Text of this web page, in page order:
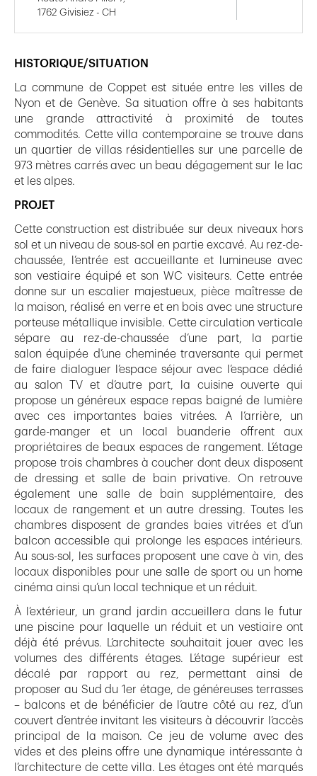
HISTORIQUE/SITUATION
La commune de Coppet est située entre les villes de
Nyon et de Genève. Sa situation offre à ses habitants
une grande attractivité à proximité de toutes
commodités. Cette villa contemporaine se trouve dans
un quartier de villas résidentielles sur une parcelle de
973 mètres carrés avec un beau dégagement sur le lac
et les alpes.
PROJET
Cette construction est distribuée sur deux niveaux hors
sol et un niveau de sous-sol en partie excavé. Au rez-de-
chaussée, l’entrée est accueillante et lumineuse avec
son vestiaire équipé et son WC visiteurs. Cette entrée
donne sur un escalier majestueux, pièce maîtresse de
la maison, réalisé en verre et en bois avec une structure
porteuse métallique invisible. Cette circulation verticale
sépare au rez-de-chaussée d’une part, la partie
salon équipée d’une cheminée traversante qui permet
de faire dialoguer l’espace séjour avec l’espace dédié
au salon TV et d’autre part, la cuisine ouverte qui
propose un généreux espace repas baigné de lumière
avec ces importantes baies vitrées. A l’arrière, un
garde-manger et un local buanderie offrent aux
propriétaires de beaux espaces de rangement. L’étage
propose trois chambres à coucher dont deux disposent
de dressing et salle de bain privative. On retrouve
également une salle de bain supplémentaire, des
locaux de rangement et un autre dressing. Toutes les
chambres disposent de grandes baies vitrées et d’un
balcon accessible qui prolonge les espaces intérieurs.
Au sous-sol, les surfaces proposent une cave à vin, des
locaux disponibles pour une salle de sport ou un home
cinéma ainsi qu’un local technique et un réduit.
À l’extérieur, un grand jardin accueillera dans le futur
une piscine pour laquelle un réduit et un vestiaire ont
déjà été prévus. L’architecte souhaitait jouer avec les
volumes des différents étages. L’étage supérieur est
décalé par rapport au rez, permettant ainsi de
proposer au Sud du 1er étage, de généreuses terrasses
– balcons et de bénéficier de l’autre côté au rez, d’un
couvert d’entrée invitant les visiteurs à découvrir l’accès
principal de la maison. Ce jeu de volume avec des
vides et des pleins offre une dynamique intéressante à
l’architecture de cette villa. Les étages ont été marqués
1762 Givisiez - CH